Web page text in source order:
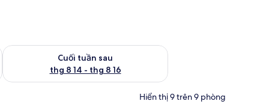
thg 8 7 - thg 8 9
Cuối tuần sau
thg 8 14 - thg 8 16
Kiểm tra lượng phòng cuối tuần tới từ thg 8 14 - thg 8 16
Hiển thị 9 trên 9 phòng